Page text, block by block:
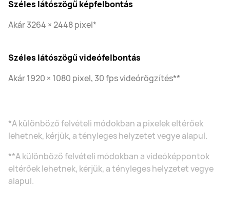
Széles látószögű képfelbontás
Akár 3264 × 2448 pixel*
Széles látószögű videófelbontás
Akár 1920 × 1080 pixel, 30 fps videórögzítés**
*A különböző felvételi módokban a pixelek eltérőek
lehetnek, kérjük, a tényleges helyzetet vegye alapul.
**A különböző felvételi módokban a videóképpontok
eltérőek lehetnek, kérjük, a tényleges helyzetet vegye
alapul.